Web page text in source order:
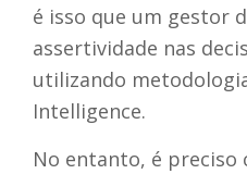
é isso que um gestor
assertividade nas
utilizando
Intelligence.
No entanto, é preciso